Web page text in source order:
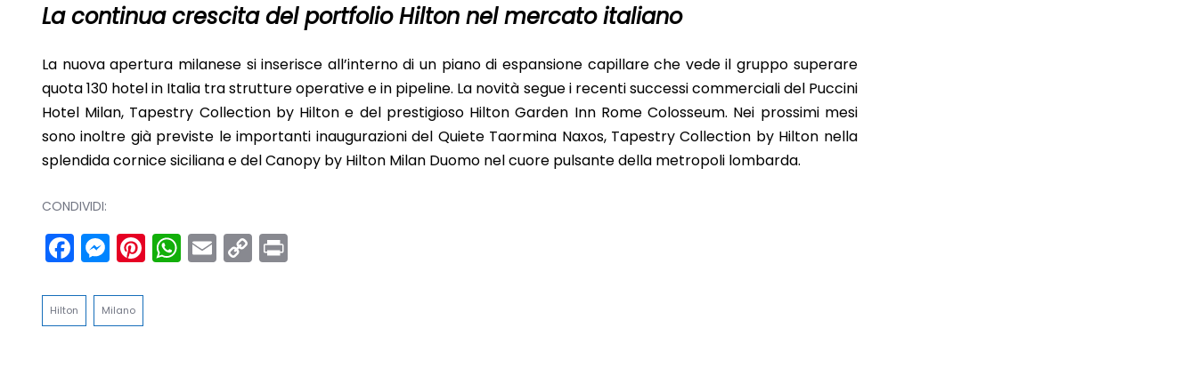
La continua crescita del portfolio Hilton nel mercato italiano
La nuova apertura milanese si inserisce all’interno di un piano di espansione capillare che vede il gruppo superare
quota 130 hotel in Italia tra strutture operative e in pipeline. La novità segue i recenti successi commerciali del Puccini
Hotel Milan, Tapestry Collection by Hilton e del prestigioso Hilton Garden Inn Rome Colosseum. Nei prossimi mesi
sono inoltre già previste le importanti inaugurazioni del Quiete Taormina Naxos, Tapestry Collection by Hilton nella
splendida cornice siciliana e del Canopy by Hilton Milan Duomo nel cuore pulsante della metropoli lombarda.
CONDIVIDI:
Facebook
Messenger
Pinterest
WhatsApp
Email
Copy
Link
Hilton Milano